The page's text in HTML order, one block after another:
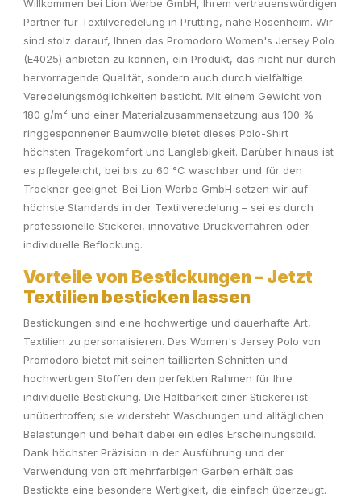
Willkommen bei Lion Werbe GmbH, Ihrem vertrauenswürdigen
Partner für Textilveredelung in Prutting, nahe Rosenheim. Wir
sind stolz darauf, Ihnen das Promodoro Women's Jersey Polo
(E4025) anbieten zu können, ein Produkt, das nicht nur durch
hervorragende Qualität, sondern auch durch vielfältige
Veredelungsmöglichkeiten besticht. Mit einem Gewicht von
180 g/m² und einer Materialzusammensetzung aus 100 %
ringgesponnener Baumwolle bietet dieses Polo-Shirt
höchsten Tragekomfort und Langlebigkeit. Darüber hinaus ist
es pflegeleicht, bei bis zu 60 °C waschbar und für den
Trockner geeignet. Bei Lion Werbe GmbH setzen wir auf
höchste Standards in der Textilveredelung – sei es durch
professionelle Stickerei, innovative Druckverfahren oder
individuelle Beflockung.
Vorteile von Bestickungen – Jetzt
Textilien besticken lassen
Bestickungen sind eine hochwertige und dauerhafte Art,
Textilien zu personalisieren. Das Women's Jersey Polo von
Promodoro bietet mit seinen taillierten Schnitten und
hochwertigen Stoffen den perfekten Rahmen für Ihre
individuelle Bestickung. Die Haltbarkeit einer Stickerei ist
unübertroffen; sie widersteht Waschungen und alltäglichen
Belastungen und behält dabei ein edles Erscheinungsbild.
Dank höchster Präzision in der Ausführung und der
Verwendung von oft mehrfarbigen Garben erhält das
Bestickte eine besondere Wertigkeit, die einfach überzeugt.